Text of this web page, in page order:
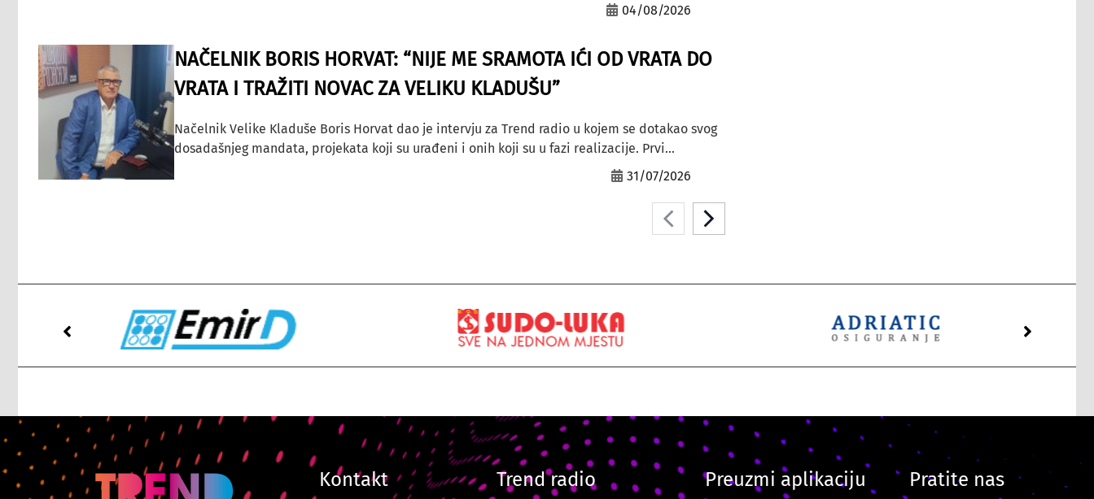
04/08/2026
NAČELNIK BORIS HORVAT: “NIJE ME SRAMOTA IĆI OD VRATA DO
VRATA I TRAŽITI NOVAC ZA VELIKU KLADUŠU”
Načelnik Velike Kladuše Boris Horvat dao je intervju za Trend radio u kojem se dotakao svog
dosadašnjeg mandata, projekata koji su urađeni i onih koji su u fazi realizacije. Prvi...
31/07/2026
Kontakt Trend radio Preuzmi aplikaciju Pratite nas